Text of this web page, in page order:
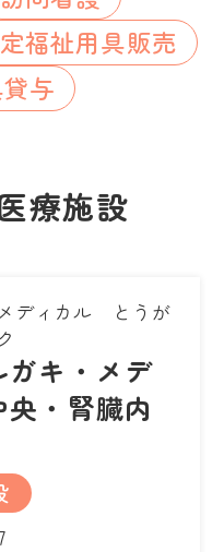
福祉用具販売
与
療施設
ディカル とうが
ガキ・メデ
・腎臓内